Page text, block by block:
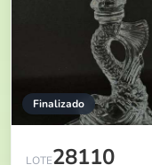
Finalizado
LOTE28110
Lote de 2